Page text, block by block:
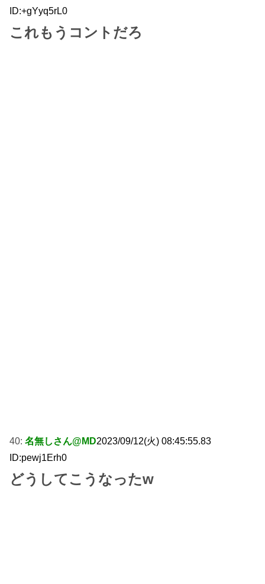
ID:+gYyq5rL0
これもうコントだろ
40: 名無しさん@MD2023/09/12(火) 08:45:55.83
ID:pewj1Erh0
どうしてこうなったw